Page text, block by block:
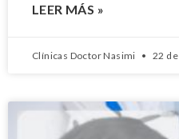
LEER MÁS »
Clínicas Doctor Nasimi 22